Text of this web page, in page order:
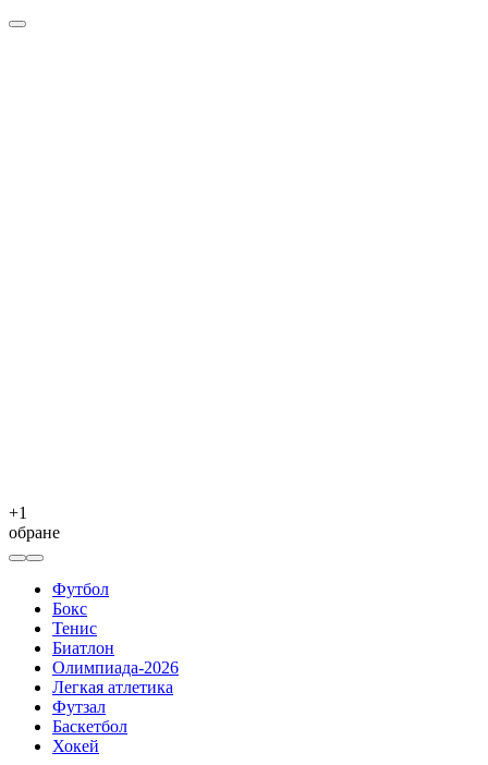
+1
обране
Футбол
Бокс
Тенис
Биатлон
Олимпиада-2026
Легкая атлетика
Футзал
Баскетбол
Хокей